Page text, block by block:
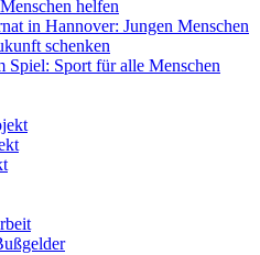
helfen
in Hannover: Jungen Menschen
schenken
Spiel: Sport für alle Menschen